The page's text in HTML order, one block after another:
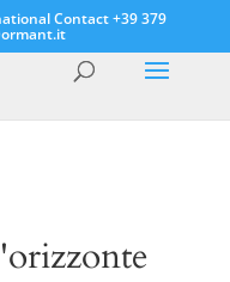
Contact +39 379